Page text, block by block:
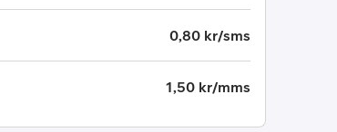
0,80 kr/sms
1,50 kr/mms